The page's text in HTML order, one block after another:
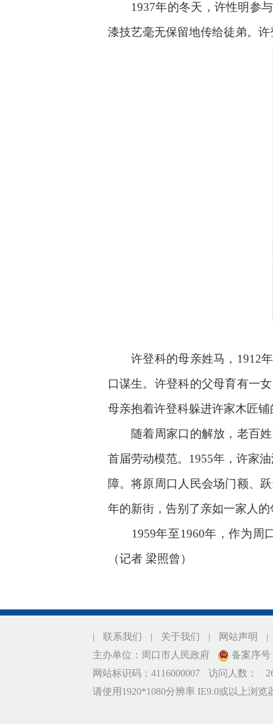
1937年的冬天，许性明参与
漆技艺毫无保留地传给徒弟。
许登科的母亲姓马，1912年
口谋生。许登科的父母育有一
母亲抱着许登科躲进许家木匠
随着周家口的解放，老百姓
首届劳动模范。1955年，许家
障。将原周口人民会场门额、
年的新街，告别了亲如一家人的
1959年至1960年，作为周口
（记者 梁照曾）
| 联系我们 | 关于我们 | 网站声明
|
主办单位：周口市人民政府
备案序号
网站标识码：4116000007
访问人数：
请使用1920*1080分辨率 IE9.0或以上浏览